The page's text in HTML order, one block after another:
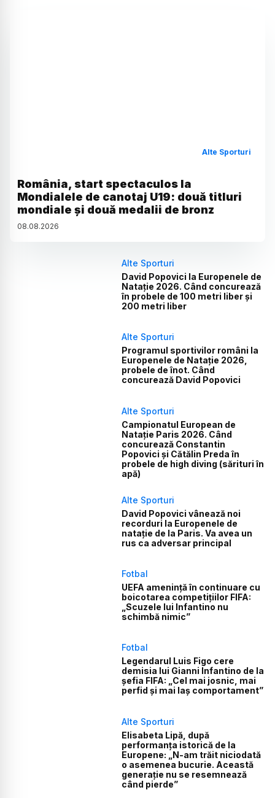
Alte Sporturi
România, start spectaculos la
Mondialele de canotaj U19: două titluri
mondiale și două medalii de bronz
08.08.2026
Alte Sporturi
David Popovici la Europenele de
Natație 2026. Când concurează
în probele de 100 metri liber și
200 metri liber
Alte Sporturi
Programul sportivilor români la
Europenele de Natație 2026,
probele de înot. Când
concurează David Popovici
Alte Sporturi
Campionatul European de
Natație Paris 2026. Când
concurează Constantin
Popovici și Cătălin Preda în
probele de high diving (sărituri în
apă)
Alte Sporturi
David Popovici vânează noi
recorduri la Europenele de
natație de la Paris. Va avea un
rus ca adversar principal
Fotbal
UEFA amenință în continuare cu
boicotarea competițiilor FIFA:
„Scuzele lui Infantino nu
schimbă nimic”
Fotbal
Legendarul Luis Figo cere
demisia lui Gianni Infantino de la
șefia FIFA: „Cel mai josnic, mai
perfid și mai laș comportament”
Alte Sporturi
Elisabeta Lipă, după
performanța istorică de la
Europene: „N-am trăit niciodată
o asemenea bucurie. Această
generație nu se resemnează
când pierde”